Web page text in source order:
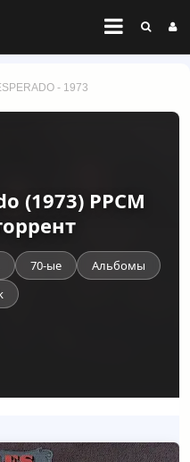
- 1973
(1973) PPCM
70-ые
Альбомы